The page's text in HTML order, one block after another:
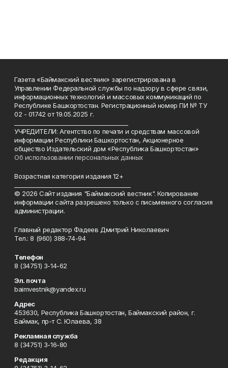
Газета «Баймакский вестник» зарегистрирована в
Управлении Федеральной службы по надзору в сфере связи,
информационных технологий и массовых коммуникаций по
Республике Башкортостан. Регистрационный номер ПИ № ТУ
02 - 01742 от 19.05.2025 г.
УЧРЕДИТЕЛИ: Агентство по печати и средствам массовой
информации Республики Башкортостан, Акционерное
общество Издательский дом «Республика Башкортостан»
Об использовании персональных данных
Возрастная категория издания 12+
© 2026 Сайт издания "Баймакский вестник". Копирование
информации сайта разрешено только с письменного согласия
администрации.
Главный редактор Фадеев Дмитрий Николаевич
Тел.: 8 (960) 388-74-94
Телефон
8 (34751) 3-14-62
Эл. почта
baimvestnik@yandex.ru
Адрес
453630, Республика Башкортостан, Баймакский район, г.
Баймак, пр-т С. Юлаева, 38
Рекламная служба
8 (34751) 3-16-80
Редакция